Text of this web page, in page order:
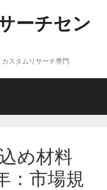
ーチセン
スタムリサーチ専門
め材料
：市場規